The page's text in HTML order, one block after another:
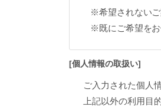
※希望されないご
※既にご希望をお
[個人情報の取扱い]
ご入力された個人
上記以外の利用目